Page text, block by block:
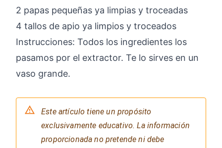
2 papas pequeñas ya limpias y troceadas
4 tallos de apio ya limpios y troceados
Instrucciones: Todos los ingredientes los
pasamos por el extractor. Te lo sirves en un
vaso grande.
Este artículo tiene un propósito
exclusivamente educativo. La información
proporcionada no pretende ni debe